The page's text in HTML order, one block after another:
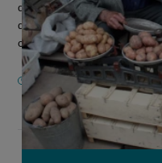
de oorlog in Oekraïne het
de inflatie van
cijfer...
21 NOVEMBER 2024